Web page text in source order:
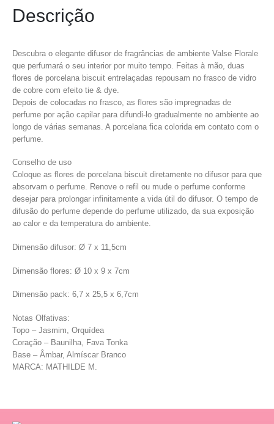
Descrição
Descubra o elegante difusor de fragrâncias de ambiente Valse Florale
que perfumará o seu interior por muito tempo. Feitas à mão, duas
flores de porcelana biscuit entrelaçadas repousam no frasco de vidro
de cobre com efeito tie & dye.
Depois de colocadas no frasco, as flores são impregnadas de
perfume por ação capilar para difundi-lo gradualmente no ambiente ao
longo de várias semanas. A porcelana fica colorida em contato com o
perfume.
Conselho de uso
Coloque as flores de porcelana biscuit diretamente no difusor para que
absorvam o perfume. Renove o refil ou mude o perfume conforme
desejar para prolongar infinitamente a vida útil do difusor. O tempo de
difusão do perfume depende do perfume utilizado, da sua exposição
ao calor e da temperatura do ambiente.
Dimensão difusor: Ø 7 x 11,5cm
Dimensão flores: Ø 10 x 9 x 7cm
Dimensão pack: 6,7 x 25,5 x 6,7cm
Notas Olfativas:
Topo – Jasmim, Orquídea
Coração – Baunilha, Fava Tonka
Base – Âmbar, Almíscar Branco
MARCA: MATHILDE M.